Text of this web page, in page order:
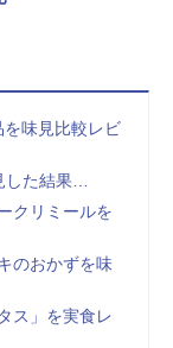
味見比較レビ
た結果…
クリミールを
のおかずを味
ス」を実食レ